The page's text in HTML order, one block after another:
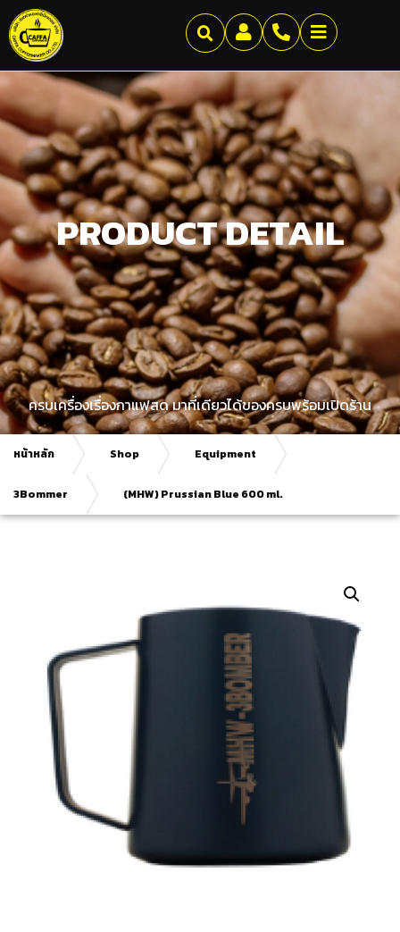
PRODUCT DETAIL
ครบเครื่องเรื่องกาแฟสด มาที่เดียวได้ของครบพร้อมเปิดร้าน
หน้าหลัก Shop Equipment
3Bommer (MHW) Prussian Blue 600 ml.